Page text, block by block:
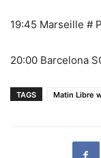
19:45 Marseille #
20:00 Barcelona
TAGS Matin Libre